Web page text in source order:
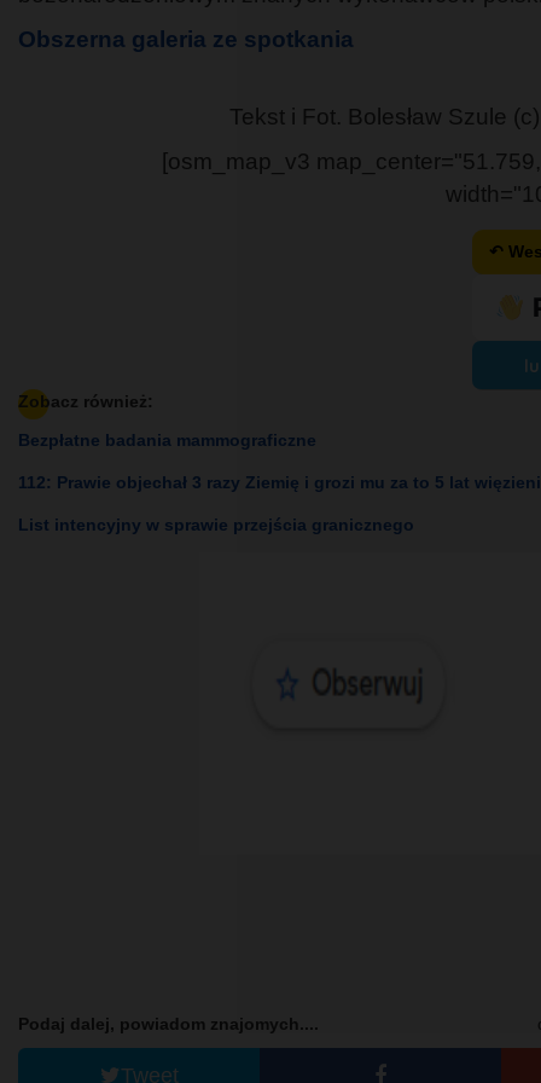
Obszerna galeria ze spotkania
Tekst i Fot. Bolesław Szule
[osm_map_v3
↶
Zobacz również:
Bezpłatne badania mammograficzne
112: Prawie objechał 3 razy Ziemię i grozi mu za to 5 lat
List intencyjny w sprawie przejścia granicznego
Podaj dalej, powiadom znajomych....
Tweet